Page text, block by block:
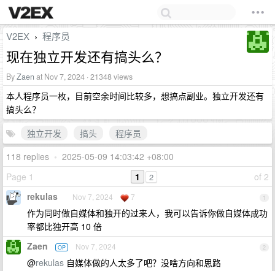
V2EX › 程序员
现在独立开发还有搞头么？
ByZaen at Nov 7, 2024 · 21348 views
本人程序员一枚，目前空余时间比较多，想搞点副业。独立开发还有
搞头么？
独立开发
搞头
程序员
118 replies • 2025-05-09 14:03:42 +08:00
Page 1
of 2
1 2
1
rekulas Nov 7, 2024 7
作为同时做自媒体和独开的过来人，我可以告诉你做自媒体成功
率都比独开高 10 倍
2
Zaen OP Nov 7, 2024
@rekulas 自媒体做的人太多了吧？没啥方向和思路